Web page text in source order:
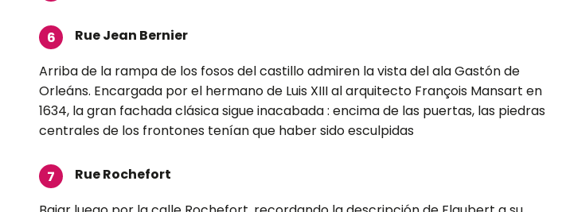
6
Rue Jean Bernier
Arriba de la rampa de los fosos del castillo admiren la vista del ala Gastón de
Orleáns. Encargada por el hermano de Luis XIII al arquitecto François Mansart en
1634, la gran fachada clásica sigue inacabada : encima de las puertas, las piedras
centrales de los frontones tenían que haber sido esculpidas
7
Rue Rochefort